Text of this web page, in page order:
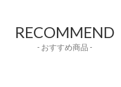
RECOMMEND
- おすすめ商品 -